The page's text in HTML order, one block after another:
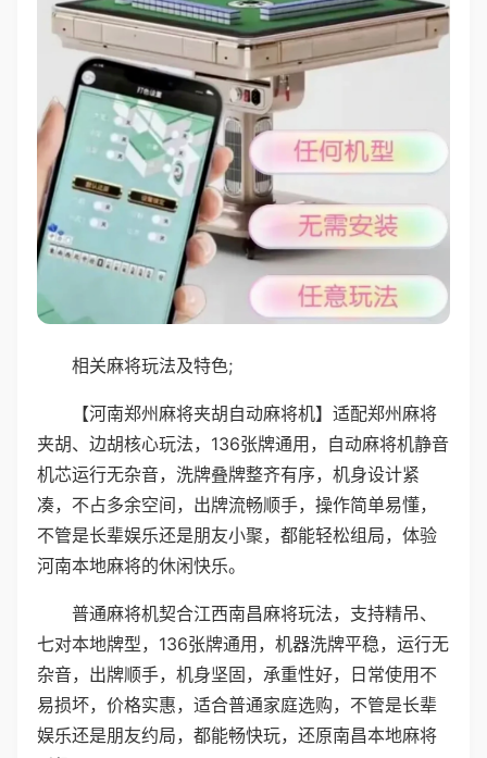
相关麻将玩法及特色;
【河南郑州麻将夹胡自动麻将机】适配郑州麻将
夹胡、边胡核心玩法，136张牌通用，自动麻将机静音
机芯运行无杂音，洗牌叠牌整齐有序，机身设计紧
凑，不占多余空间，出牌流畅顺手，操作简单易懂，
不管是长辈娱乐还是朋友小聚，都能轻松组局，体验
河南本地麻将的休闲快乐。
普通麻将机契合江西南昌麻将玩法，支持精吊、
七对本地牌型，136张牌通用，机器洗牌平稳，运行无
杂音，出牌顺手，机身坚固，承重性好，日常使用不
易损坏，价格实惠，适合普通家庭选购，不管是长辈
娱乐还是朋友约局，都能畅快玩，还原南昌本地麻将